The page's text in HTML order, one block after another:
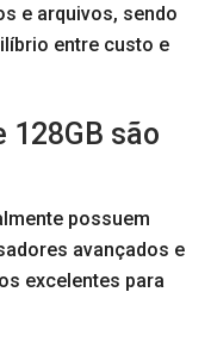
e arquivos, sendo
entre custo e
128GB são
possuem
avançados e
excelentes para